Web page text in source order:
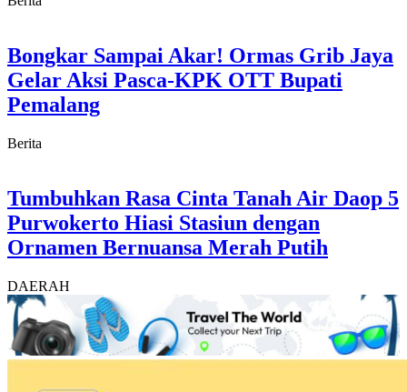
Bongkar Sampai Akar! Ormas Grib Jaya
Gelar Aksi Pasca-KPK OTT Bupati
Pemalang
Berita
Tumbuhkan Rasa Cinta Tanah Air Daop 5
Purwokerto Hiasi Stasiun dengan
Ornamen Bernuansa Merah Putih
DAERAH